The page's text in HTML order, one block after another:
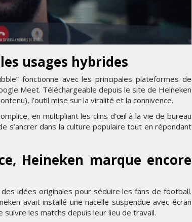
usages hybrides
fonctionne avec les principales plateformes de
Meet. Téléchargeable depuis le site de Heineken
l’outil mise sur la viralité et la connivence.
en multipliant les clins d’œil à la vie de bureau
s’ancrer dans la culture populaire tout en répondant
Heineken marque encore
idées originales pour séduire les fans de football.
avait installé une nacelle suspendue avec écran
les matchs depuis leur lieu de travail.